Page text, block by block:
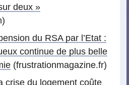
deux »
du RSA par l’Etat :
continue de plus belle
(frustrationmagazine.fr)
crise du logement coûte